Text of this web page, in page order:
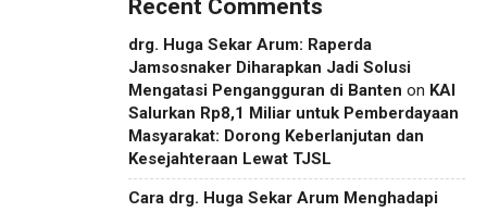
Recent Comments
drg. Huga Sekar Arum: Raperda
Jamsosnaker Diharapkan Jadi Solusi
Mengatasi Pengangguran di Banten on KAI
Salurkan Rp8,1 Miliar untuk Pemberdayaan
Masyarakat: Dorong Keberlanjutan dan
Kesejahteraan Lewat TJSL
Cara drg. Huga Sekar Arum Menghadapi